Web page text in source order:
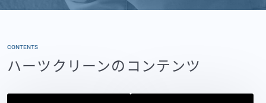
CONTENTS
ハーツクリーンのコンテンツ